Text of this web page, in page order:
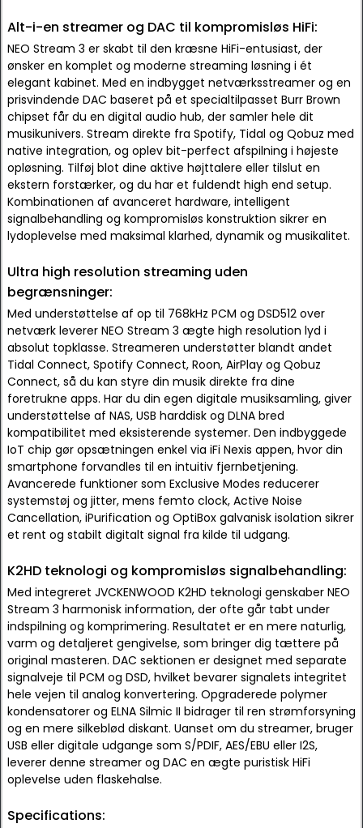
Alt-i-en streamer og DAC til kompromisløs HiFi:
NEO Stream 3 er skabt til den kræsne HiFi-entusiast, der
ønsker en komplet og moderne streaming løsning i ét
elegant kabinet. Med en indbygget netværksstreamer og en
prisvindende DAC baseret på et specialtilpasset Burr Brown
chipset får du en digital audio hub, der samler hele dit
musikunivers. Stream direkte fra Spotify, Tidal og Qobuz med
native integration, og oplev bit-perfect afspilning i højeste
opløsning. Tilføj blot dine aktive højttalere eller tilslut en
ekstern forstærker, og du har et fuldendt high end setup.
Kombinationen af avanceret hardware, intelligent
signalbehandling og kompromisløs konstruktion sikrer en
lydoplevelse med maksimal klarhed, dynamik og musikalitet.
Ultra high resolution streaming uden
begrænsninger:
Med understøttelse af op til 768kHz PCM og DSD512 over
netværk leverer NEO Stream 3 ægte high resolution lyd i
absolut topklasse. Streameren understøtter blandt andet
Tidal Connect, Spotify Connect, Roon, AirPlay og Qobuz
Connect, så du kan styre din musik direkte fra dine
foretrukne apps. Har du din egen digitale musiksamling, giver
understøttelse af NAS, USB harddisk og DLNA bred
kompatibilitet med eksisterende systemer. Den indbyggede
IoT chip gør opsætningen enkel via iFi Nexis appen, hvor din
smartphone forvandles til en intuitiv fjernbetjening.
Avancerede funktioner som Exclusive Modes reducerer
systemstøj og jitter, mens femto clock, Active Noise
Cancellation, iPurification og OptiBox galvanisk isolation sikrer
et rent og stabilt digitalt signal fra kilde til udgang.
K2HD teknologi og kompromisløs signalbehandling:
Med integreret JVCKENWOOD K2HD teknologi genskaber NEO
Stream 3 harmonisk information, der ofte går tabt under
indspilning og komprimering. Resultatet er en mere naturlig,
varm og detaljeret gengivelse, som bringer dig tættere på
original masteren. DAC sektionen er designet med separate
signalveje til PCM og DSD, hvilket bevarer signalets integritet
hele vejen til analog konvertering. Opgraderede polymer
kondensatorer og ELNA Silmic II bidrager til ren strømforsyning
og en mere silkeblød diskant. Uanset om du streamer, bruger
USB eller digitale udgange som S/PDIF, AES/EBU eller I2S,
leverer denne streamer og DAC en ægte puristisk HiFi
oplevelse uden flaskehalse.
Specifications: